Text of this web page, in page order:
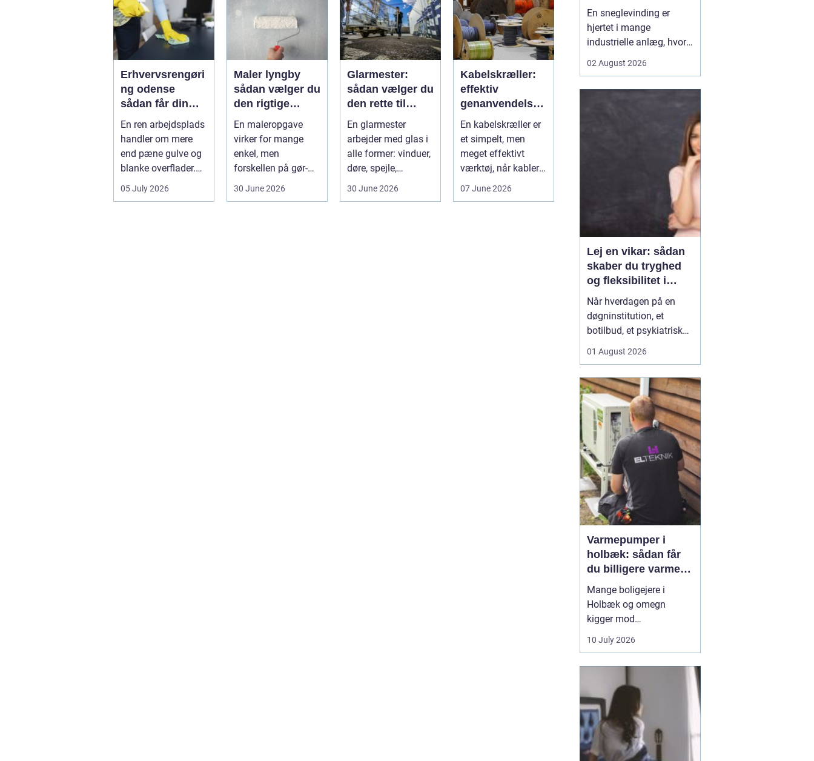
Erhvervsrengøri
ng odense
sådan får din
virksomhed
mest værdi for
pengene
En ren arbejdsplads
handler om mere
end pæne gulve og
blanke overflader.
Det påvirker både
arbejdsmi...
05 July 2026
Maler lyngby
sådan vælger du
den rigtige
fagmand
En maleropgave
virker for mange
enkel, men
forskellen på gør-
30 June 2026
Glarmester:
sådan vælger du
den rette til
opgaven
En glarmester
arbejder med glas i
alle former: vinduer,
døre, spejle,
30 June 2026
Kabelskræller:
effektiv
genanvendelse
og bedre
økonomi i
kabelhåndtering
En kabelskræller er
et simpelt, men
meget effektivt
værktøj, når kabler
07 June 2026
industrien
En sneglevinding er
hjertet i mange
industrielle anlæg, hvor
doseres eller presses
driftsikkerheden ofte af,
02 August 2026
Lej en vikar: sådan
skaber du tryghed
og fleksibilitet i
hverdagen
Når hverdagen på en
døgninstitution, et
botilbud, et psykiatrisk
pludselig ændrer sig, kan
hænder opstå fra den
ene dag til den anden.
Sygdom, ferie, akutte
indskrivninger eller
komplekse borgersager
presser d...
01 August 2026
Varmepumper i
holbæk: sådan får
du billigere varme
og bedre indeklima
Mange boligejere i
Holbæk og omegn
kigger mod
varmepumper for at
sænke varmeregningen
varmepumpe udnytter
energien i luften udenfor
og omdanner den til
varme inde i huset. Det
er en enkel løsning, som
10 July 2026